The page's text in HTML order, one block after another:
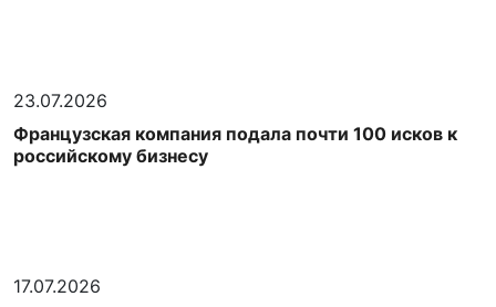
23.07.2026
Французская компания подала почти 100 исков к
российскому бизнесу
17.07.2026